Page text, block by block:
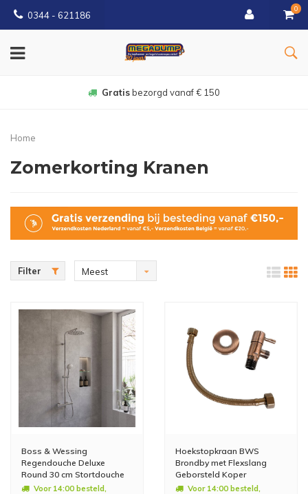
0344 - 621186
0
Gratisbezorgd vanaf € 150
Home
Zomerkorting Kranen
Filter
Meest
Boss & Wessing
Regendouche Deluxe
Round 30 cm Stortdouche
met Handdouche Chroom
Voor 14:00 besteld,
Hoekstopkraan BWS
Brondby met Flexslang
Geborsteld Koper
Voor 14:00 besteld,